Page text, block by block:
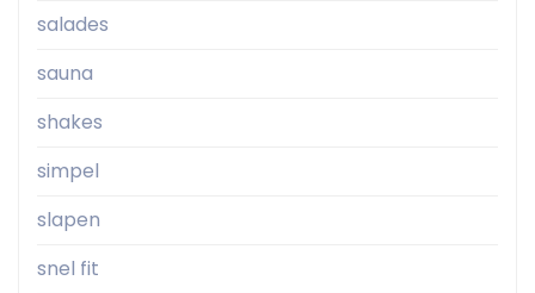
salades
sauna
shakes
simpel
slapen
snel fit